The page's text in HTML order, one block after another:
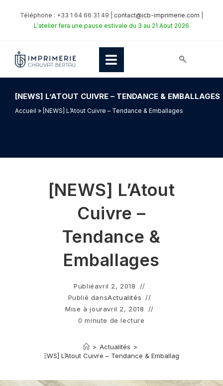
Téléphone : +33 1 64 66 31 49 | contact@icb-imprimerie.com
L'atelier fera une pause estivale du 3 au 21 Aout 2026
[NEWS] L’ATOUT CUIVRE – TENDANCE & EMBALLAGES
Accueil » [NEWS] L’Atout Cuivre – Tendance & Emballages
[NEWS] L’Atout
Cuivre –
Tendance &
Emballages
Publiéavril 2, 2018
Publié dansActualités
Mise à jouravril 2, 2018
0 minute de lecture
> Actualités >
[NEWS] L’Atout Cuivre – Tendance & Emballages